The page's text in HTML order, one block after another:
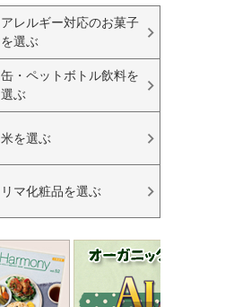
アレルギー対応のお菓子
を選ぶ
缶・ペットボトル飲料を
選ぶ
米を選ぶ
リマ化粧品を選ぶ